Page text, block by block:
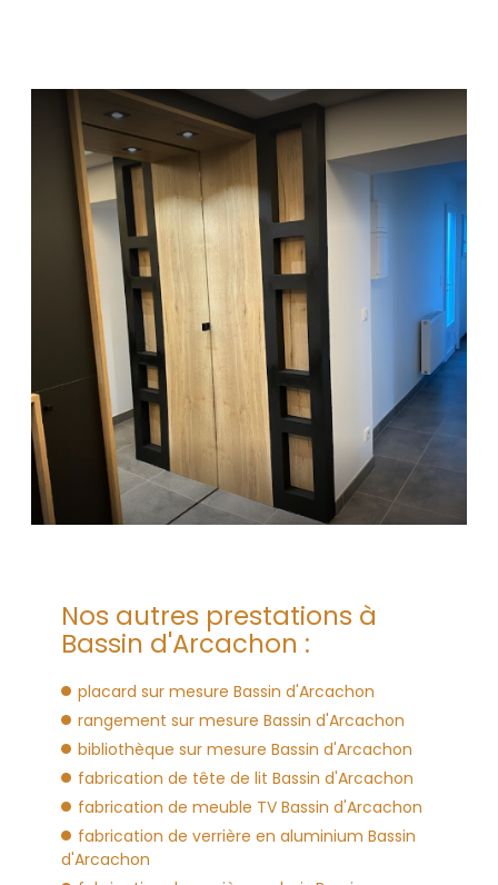
Nos autres prestations à
Bassin d'Arcachon :
placard sur mesure Bassin d'Arcachon
rangement sur mesure Bassin d'Arcachon
bibliothèque sur mesure Bassin d'Arcachon
fabrication de tête de lit Bassin d'Arcachon
fabrication de meuble TV Bassin d'Arcachon
fabrication de verrière en aluminium Bassin
d'Arcachon